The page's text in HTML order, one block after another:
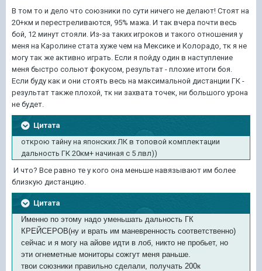
В том то и дело что союзники по сути ничего не делают! Стоят на
20+км и перестреливаются, 95% мажа. И так вчера почти весь
бой, 12 минут стояли. Из-за таких игроков и такого отношения у
меня на Каролине стата хуже чем на Мексике и Колорадо, тк я не
могу так же активно играть. Если я пойду один в наступление
меня быстро сольют фокусом, результат - плохие итоги боя.
Если буду как и они стоять весь на максимальной дистанции ГК -
результат также плохой, тк ни захвата точек, ни большого урона
не будет.
Цитата
открою тайну на японских ЛК в топовой комплектации
дальность ГК 20км+ начиная с 5 лвл))
И что? Все равно те у кого она меньше навязывают им более
близкую дистанцию.
Цитата
Именно по этому надо уменьшать дальность ГК
КРЕЙСЕРОВ(ну и врать им маневренность соответственно)
сейчас и я могу на айове идти в лоб, никто не пробьет, но
эти огнеметные мониторы сожгут меня раньше.
твои союзники правильно сделали, получать 200к